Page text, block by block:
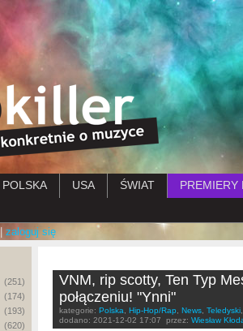
POLSKA USA ŚWIAT PREMIERY
zaloguj się
(251)
(174)
(193)
(620)
VNM, rip scotty, Ten Typ
połączeniu! "Ynni"
kategorie: Polska Hip-Hop/Rap News Teledyski
dodano: 2021-12-02 17:07 przez: Wiesław